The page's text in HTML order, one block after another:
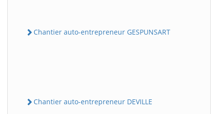
Chantier auto-entrepreneur GESPUNSART
Chantier auto-entrepreneur DEVILLE